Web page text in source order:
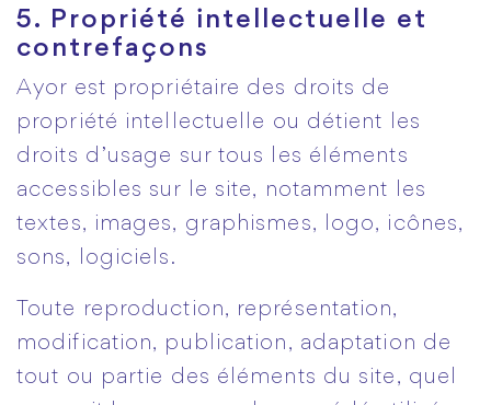
5. Propriété intellectuelle et
contrefaçons
Ayor est propriétaire des droits de
propriété intellectuelle ou détient les
droits d’usage sur tous les éléments
accessibles sur le site, notamment les
textes, images, graphismes, logo, icônes,
sons, logiciels.
Toute reproduction, représentation,
modification, publication, adaptation de
tout ou partie des éléments du site, quel